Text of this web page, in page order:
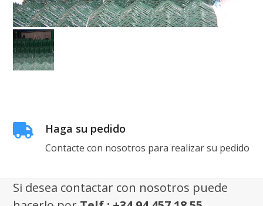
Haga su pedido
Contacte con nosotros para realizar su pedido
Si desea contactar con nosotros puede